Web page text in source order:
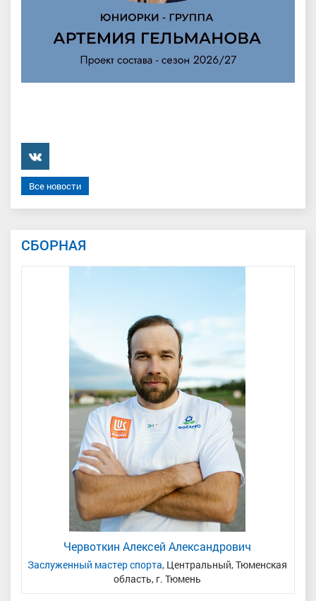
���������
Все новости
СБОРНАЯ
Червоткин Алексей Александрович
Заслуженный мастер спорта, Центральный, Тюменская
область, г. Тюмень